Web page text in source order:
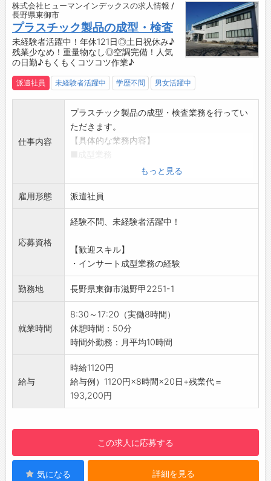
実感できます。
【働き方に関して】
◆残業ほぼなし＆年間休日119日♪
・プライベートの時間も大切にしたい方にとっ
て働きやすい環境です。
【転職コーディネーターより】
企業です。
限られた時間内に結果を出すための職場改善も
行い、残業の少ない働き方につながっていま
映されるため離職率も低いです。
「働きやすさ」と「成長できる環境」を同時に
株式会社ヒューマンインデックスの求人情報 /
長野県東御市
プラスチック製品の成型・検査
未経験者活躍中！年休121日◎土日祝休み♪
残業少なめ！重量物なし◎空調完備！人気
の日勤♪もくもくコツコツ作業♪
派遣社員 未経験者活躍中 学歴不問 男女活躍中
仕事内容
プラスチック製品の成型・検査業務を行ってい
ただきます。
【具体的な業務内容】
・射出成型機のオペレーターとして、材料のセ
ットや加工を行います。
■製品の検査
・外観検査や専用の機械を使用した検査を行い
ます。
・製品を梱包して、出荷の準備を行います。
◎立ち仕事になります。「座りっぱなしの仕事
は苦手…」という方にオススメ！
◎重量物の取り扱いはありません！軽作業中心
【未経験歓迎！】
・OJTにて研修を行いますので、安心して始め
ることができます。
・インサート成型経験者も大歓迎！今までの経
験を活かして活躍できます。
【年間休日120日以上＆土日祝休み♪】
・空調完備！季節を問わず快適に作業できま
す。
・派遣スタッフ、無資格、ブランク活躍中！
もっと見る
雇用形態 派遣社員
応募資格
経験不問、未経験者活躍中！
【歓迎スキル】
・インサート成型業務の経験
勤務地 長野県東御市滋野甲2251-1
就業時間
8:30～17:20（実働8時間）
休憩時間：50分
時間外勤務：月平均10時間
給与
時給1120円
給与例）1120円×8時間×20日+残業代＝
193,200円
この求人に応募する
気になる 詳細を見る